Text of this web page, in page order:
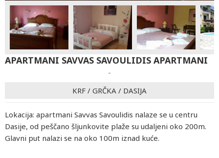
APARTMANI SAVVAS SAVOULIDIS APARTMANI
-
KRF / GRČKA / DASIJA
Lokacija: apartmani Savvas Savoulidis nalaze se u centru
Dasije, od peščano šljunkovite plaže su udaljeni oko 200m.
Glavni put nalazi se na oko 100m iznad kuće.